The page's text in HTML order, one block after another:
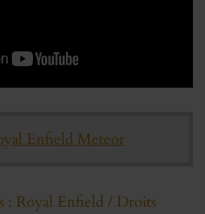
Enfield Meteor
: Royal Enfield / Droits